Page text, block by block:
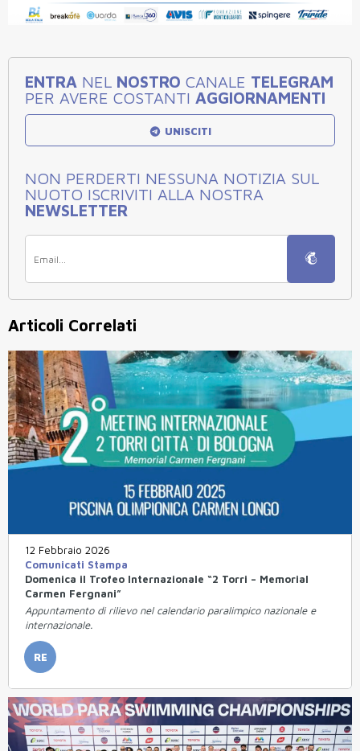
ENTRA NEL NOSTRO CANALE TELEGRAM
PER AVERE COSTANTI AGGIORNAMENTI
UNISCITI
NON PERDERTI NESSUNA NOTIZIA SUL
NUOTO ISCRIVITI ALLA NOSTRA
NEWSLETTER
Articoli Correlati
12 Febbraio 2026
Comunicati Stampa
Domenica il Trofeo Internazionale “2 Torri – Memorial
Carmen Fergnani”
Appuntamento di rilievo nel calendario paralimpico nazionale e
internazionale.
RE